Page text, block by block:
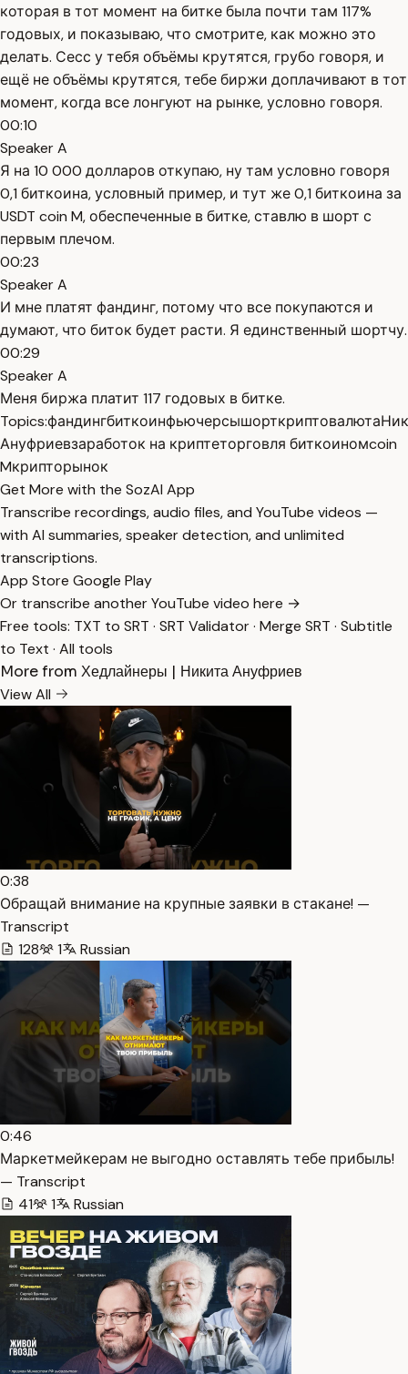
которая в тот момент на битке была почти там 117%
годовых, и показываю, что смотрите, как можно это
делать. Сесс у тебя объёмы крутятся, грубо говоря, и
ещё не объёмы крутятся, тебе биржи доплачивают в тот
момент, когда все лонгуют на рынке, условно говоря.
00:10
Speaker A
Я на 10 000 долларов откупаю, ну там условно говоря
0,1 биткоина, условный пример, и тут же 0,1 биткоина за
USDT coin M, обеспеченные в битке, ставлю в шорт с
первым плечом.
00:23
Speaker A
И мне платят фандинг, потому что все покупаются и
думают, что биток будет расти. Я единственный шортчу.
00:29
Speaker A
Меня биржа платит 117 годовых в битке.
Topics:фандингбиткоинфьючерсышорткриптовалюта
Ануфриевзаработок на криптеторговля биткоиномcoin
Mкрипторынок
Get More with the SozAI App
Transcribe recordings, audio files, and YouTube videos —
with AI summaries, speaker detection, and unlimited
transcriptions.
App Store Google Play
Or transcribe another YouTube video here →
Free tools: TXT to SRT · SRT Validator· Merge SRT · Subtitle
to Text · All tools
More from Хедлайнеры | Никита Ануфриев
View All
0:38
Обращай внимание на крупные заявки в стакане! —
Transcript
128
1 Russian
0:46
Маркетмейкерам не выгодно оставлять тебе прибыль!
— Transcript
41
1 Russian